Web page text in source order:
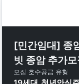
[민간임대] 종
빗 종암 추가
모집 호수공급 유형